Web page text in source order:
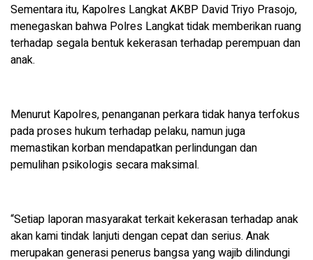
Sementara itu, Kapolres Langkat AKBP David Triyo Prasojo,
menegaskan bahwa Polres Langkat tidak memberikan ruang
terhadap segala bentuk kekerasan terhadap perempuan dan
anak.
Menurut Kapolres, penanganan perkara tidak hanya terfokus
pada proses hukum terhadap pelaku, namun juga
memastikan korban mendapatkan perlindungan dan
pemulihan psikologis secara maksimal.
“Setiap laporan masyarakat terkait kekerasan terhadap anak
akan kami tindak lanjuti dengan cepat dan serius. Anak
merupakan generasi penerus bangsa yang wajib dilindungi